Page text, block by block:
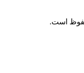
است.